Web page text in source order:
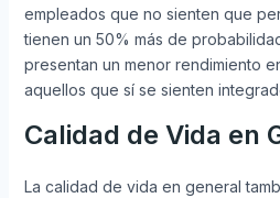
empleados que no sienten que
tienen un 50% más de
presentan un menor rendimiento
aquellos que sí se sienten
Calidad de Vida en
La calidad de vida en general